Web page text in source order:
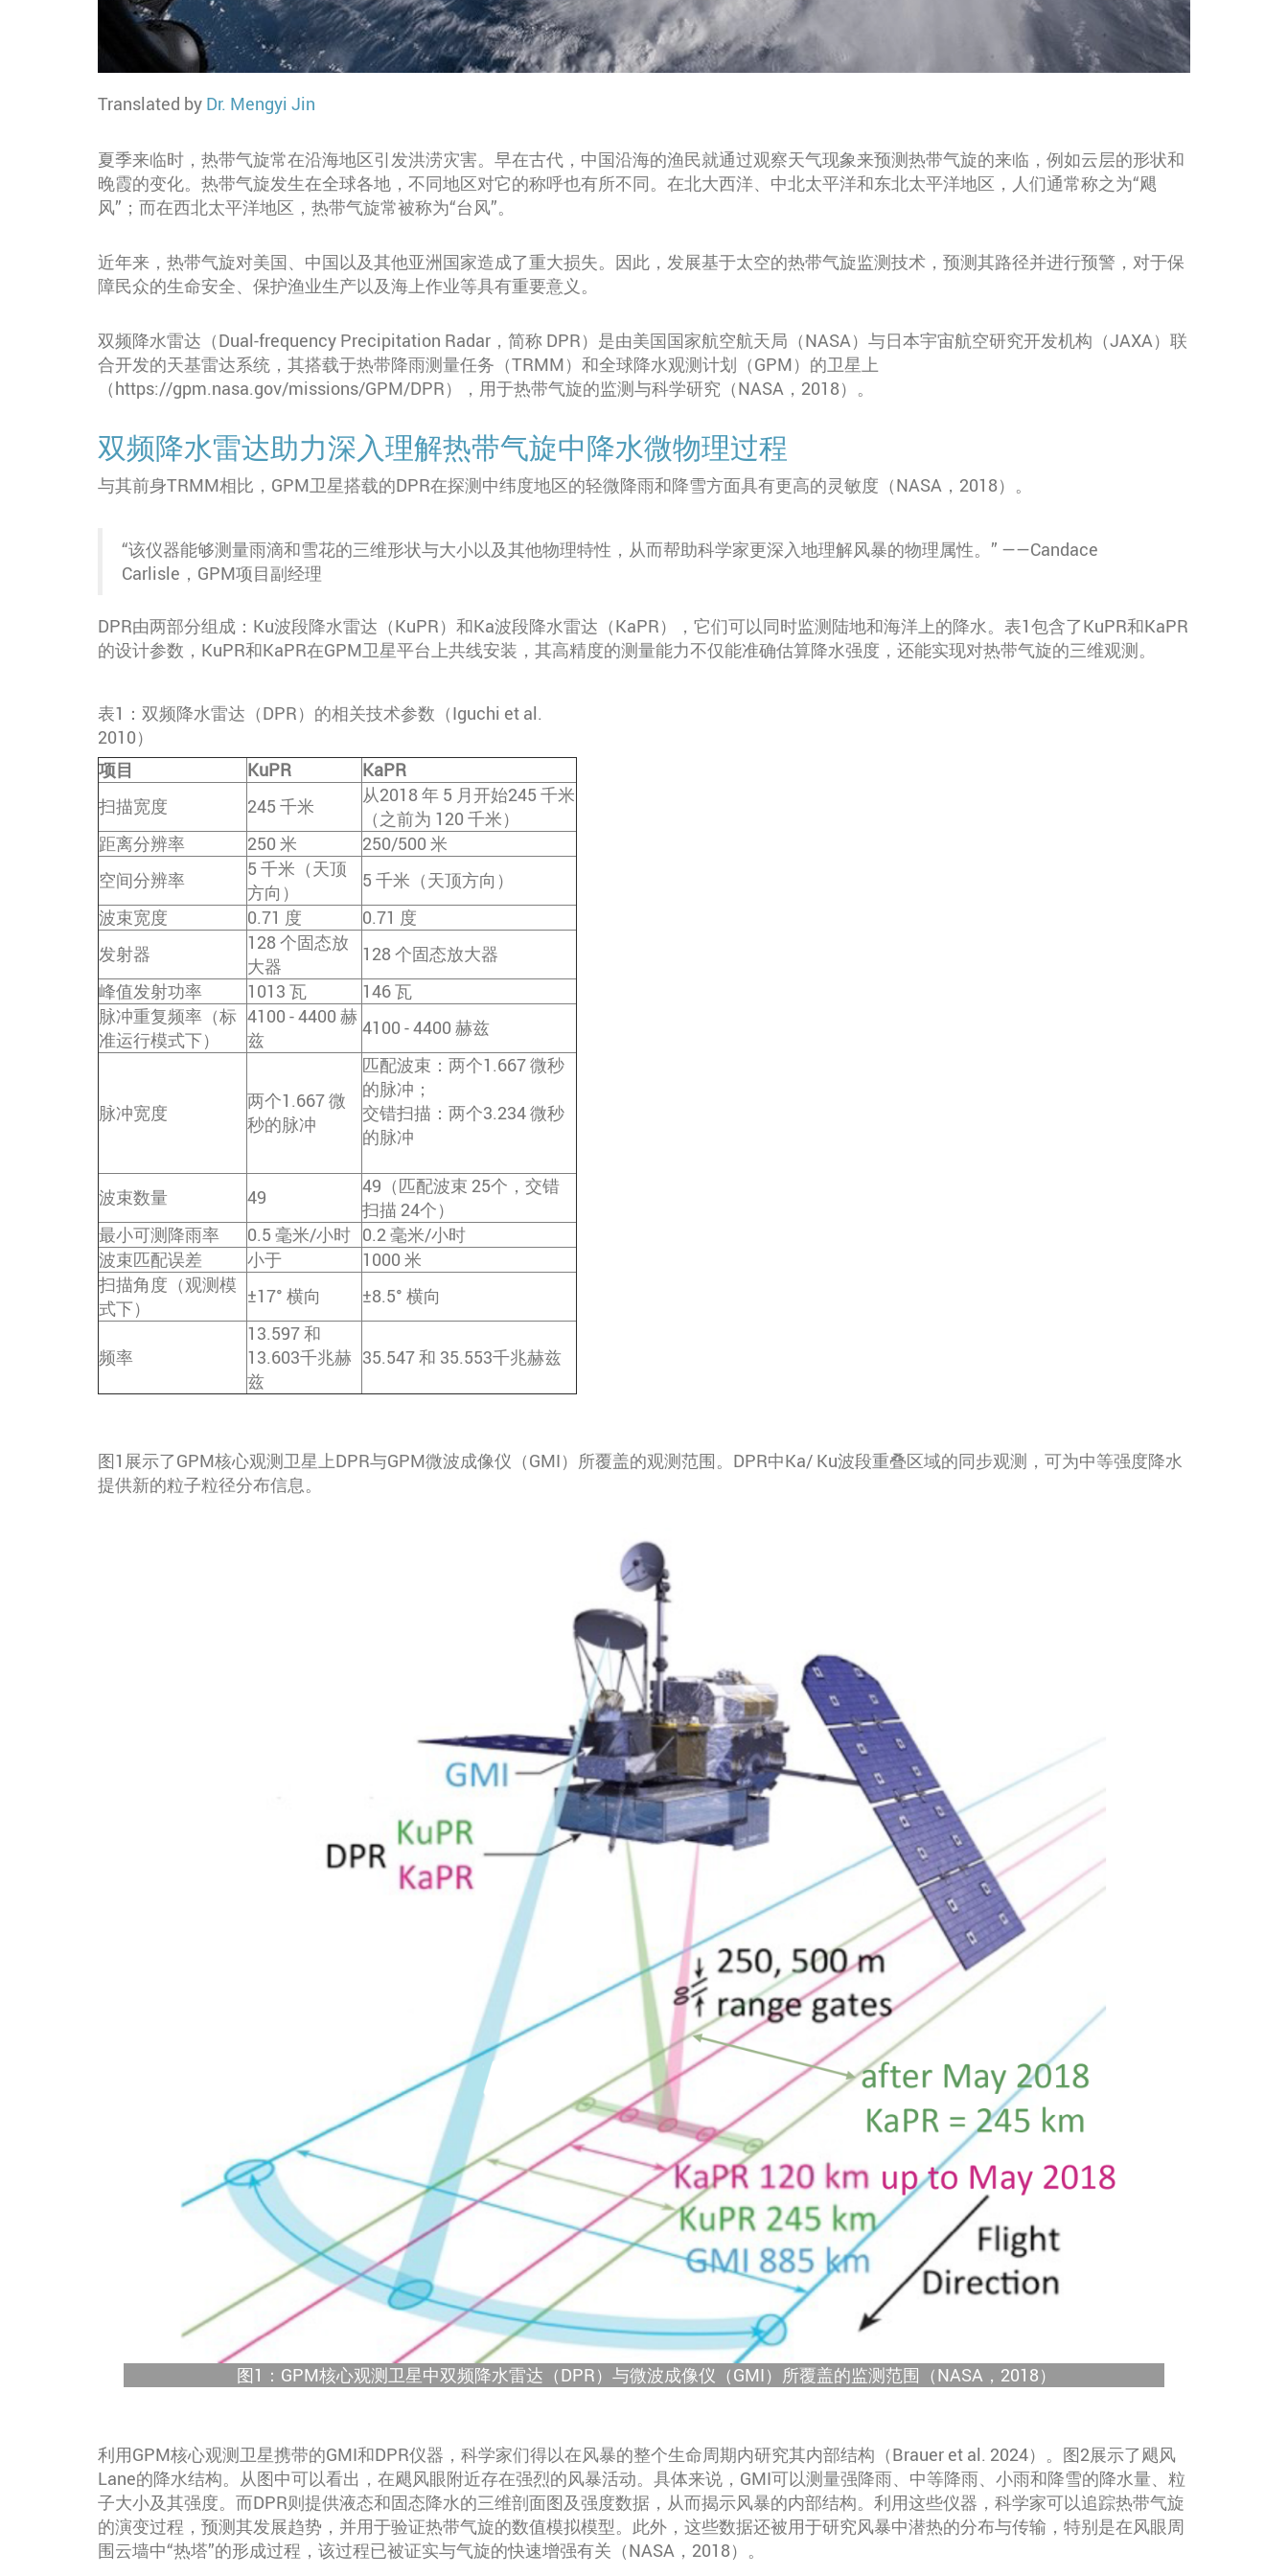
Translated by Dr. Mengyi Jin
夏季来临时，热带气旋常在沿海地区引发洪涝灾害。早在古代，中国沿海的渔民就通过观察天气现象来预测热带气旋的来临，例如云层的形状和
晚霞的变化。热带气旋发生在全球各地，不同地区对它的称呼也有所不同。在北大西洋、中北太平洋和东北太平洋地区，人们通常称之为“飓
风”；而在西北太平洋地区，热带气旋常被称为“台风”。
近年来，热带气旋对美国、中国以及其他亚洲国家造成了重大损失。因此，发展基于太空的热带气旋监测技术，预测其路径并进行预警，对于保
障民众的生命安全、保护渔业生产以及海上作业等具有重要意义。
双频降水雷达（Dual-frequency Precipitation Radar，简称 DPR）是由美国国家航空航天局（NASA）与日本宇宙航空研究开发机构（JAXA）联
合开发的天基雷达系统，其搭载于热带降雨测量任务（TRMM）和全球降水观测计划（GPM）的卫星上
（https://gpm.nasa.gov/missions/GPM/DPR），用于热带气旋的监测与科学研究（NASA，2018）。
双频降水雷达助力深入理解热带气旋中降水微物理过程
与其前身TRMM相比，GPM卫星搭载的DPR在探测中纬度地区的轻微降雨和降雪方面具有更高的灵敏度（NASA，2018）。
“该仪器能够测量雨滴和雪花的三维形状与大小以及其他物理特性，从而帮助科学家更深入地理解风暴的物理属性。” ——Candace
Carlisle，GPM项目副经理
DPR由两部分组成：Ku波段降水雷达（KuPR）和Ka波段降水雷达（KaPR），它们可以同时监测陆地和海洋上的降水。表1包含了KuPR和KaPR
的设计参数，KuPR和KaPR在GPM卫星平台上共线安装，其高精度的测量能力不仅能准确估算降水强度，还能实现对热带气旋的三维观测。
表1：双频降水雷达（DPR）的相关技术参数（Iguchi et al.
2010）
项目
KuPR
KaPR
扫描宽度
245 千米
从2018 年 5 月开始245 千米
（之前为 120 千米）
距离分辨率
250 米
250/500 米
空间分辨率
5 千米（天顶
方向）
5 千米（天顶方向）
波束宽度
0.71 度
0.71 度
发射器
128 个固态放
大器
128 个固态放大器
峰值发射功率
1013 瓦
146 瓦
脉冲重复频率（标
准运行模式下）
4100 - 4400 赫
兹
4100 - 4400 赫兹
脉冲宽度
两个1.667 微
秒的脉冲
匹配波束：两个1.667 微秒
的脉冲；
交错扫描：两个3.234 微秒
的脉冲
波束数量 49
49（匹配波束 25个，交错
扫描 24个）
最小可测降雨率
0.5 毫米/小时 0.2 毫米/小时
波束匹配误差
小于
1000 米
扫描角度（观测模
式下）
±17° 横向 ±8.5° 横向
频率
13.597 和
13.603千兆赫
兹
35.547 和 35.553千兆赫兹
图1展示了GPM核心观测卫星上DPR与GPM微波成像仪（GMI）所覆盖的观测范围。DPR中Ka/ Ku波段重叠区域的同步观测，可为中等强度降水
提供新的粒子粒径分布信息。
图1：GPM核心观测卫星中双频降水雷达（DPR）与微波成像仪（GMI）所覆盖的监测范围（NASA，2018）
利用GPM核心观测卫星携带的GMI和DPR仪器，科学家们得以在风暴的整个生命周期内研究其内部结构（Brauer et al. 2024）。图2展示了飓风
Lane的降水结构。从图中可以看出，在飓风眼附近存在强烈的风暴活动。具体来说，GMI可以测量强降雨、中等降雨、小雨和降雪的降水量、粒
子大小及其强度。而DPR则提供液态和固态降水的三维剖面图及强度数据，从而揭示风暴的内部结构。利用这些仪器，科学家可以追踪热带气旋
的演变过程，预测其发展趋势，并用于验证热带气旋的数值模拟模型。此外，这些数据还被用于研究风暴中潜热的分布与传输，特别是在风眼周
围云墙中“热塔”的形成过程，该过程已被证实与气旋的快速增强有关（NASA，2018）。